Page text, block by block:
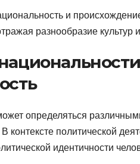
и
разнообразие культур
определяться
контексте политической
идентичности